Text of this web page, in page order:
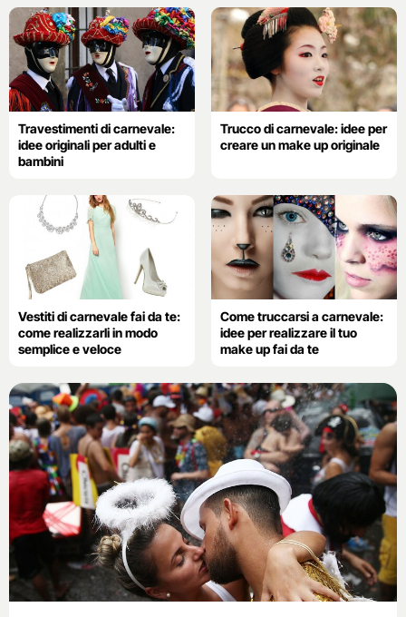
Travestimenti di carnevale:
idee originali per adulti e
bambini
Trucco di carnevale: idee per
creare un make up originale
Vestiti di carnevale fai da te:
come realizzarli in modo
semplice e veloce
Come truccarsi a carnevale:
idee per realizzare il tuo
make up fai da te